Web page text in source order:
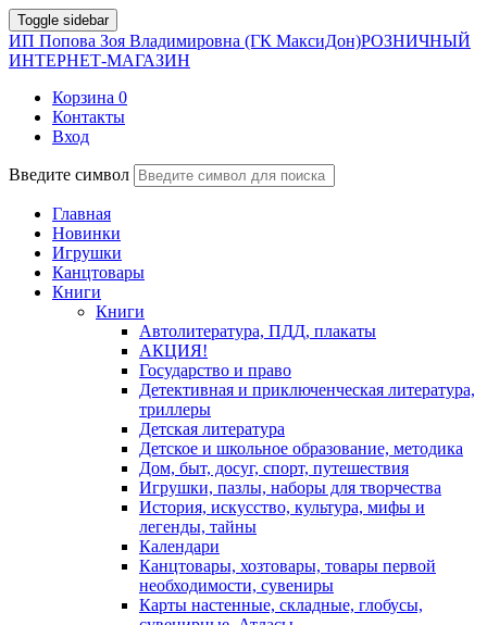
Toggle sidebar
ИП Попова Зоя Владимировна (ГК МаксиДон)РОЗНИЧНЫЙ
ИНТЕРНЕТ-МАГАЗИН
Корзина 0
Контакты
Вход
Введите символ
Главная
Новинки
Игрушки
Канцтовары
Книги
Книги
Автолитература, ПДД, плакаты
АКЦИЯ!
Государство и право
Детективная и приключенческая литература,
триллеры
Детская литература
Детское и школьное образование, методика
Дом, быт, досуг, спорт, путешествия
Игрушки, пазлы, наборы для творчества
История, искусство, культура, мифы и
легенды, тайны
Календари
Канцтовары, хозтовары, товары первой
необходимости, сувениры
Карты настенные, складные, глобусы,